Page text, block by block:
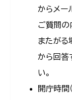
からメー
ご質問の
またがる
から回答
い。
開庁時